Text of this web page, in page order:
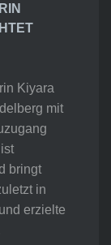
Kiyara
mit
bringt
in
erzielte